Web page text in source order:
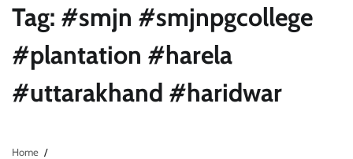
Tag: #smjn #smjnpgcollege
#plantation #harela
#uttarakhand #haridwar
Home